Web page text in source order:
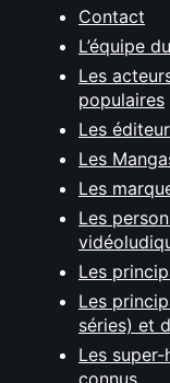
Contact
L’équipe
Les
populaires
Les
Les
Les
Les
Les
Les
séries) et
Les
connus